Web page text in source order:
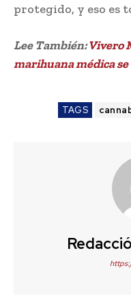
protegido, y eso es
Lee También:Vivero
marihuana médica
TAGS